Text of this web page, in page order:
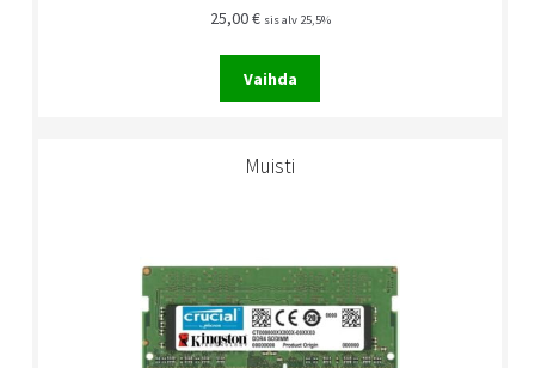
25,00€ sis alv 25,5%
Vaihda
Muisti